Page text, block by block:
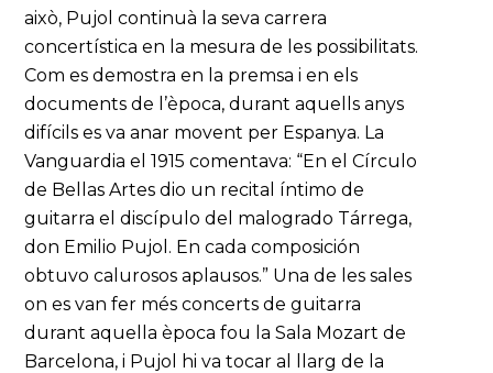
això, Pujol continuà la seva carrera
concertística en la mesura de les possibilitats.
Com es demostra en la premsa i en els
documents de l’època, durant aquells anys
difícils es va anar movent per Espanya. La
Vanguardia el 1915 comentava: “En el Círculo
de Bellas Artes dio un recital íntimo de
guitarra el discípulo del malogrado Tárrega,
don Emilio Pujol. En cada composición
obtuvo calurosos aplausos.” Una de les sales
on es van fer més concerts de guitarra
durant aquella època fou la Sala Mozart de
Barcelona, i Pujol hi va tocar al llarg de la